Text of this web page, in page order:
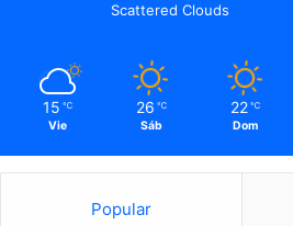
Scattered Clouds
15 ℃
Vie
26 ℃
Sáb
22 ℃
Dom
Popular